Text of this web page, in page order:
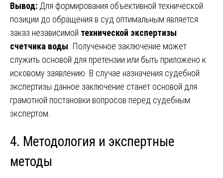
Вывод: Для формирования объективной технической
позиции до обращения в суд оптимальным является
заказ независимой технической экспертизы
счетчика воды. Полученное заключение может
служить основой для претензии или быть приложено к
исковому заявлению. В случае назначения судебной
экспертизы данное заключение станет основой для
грамотной постановки вопросов перед судебным
экспертом.
4. Методология и экспертные
методы